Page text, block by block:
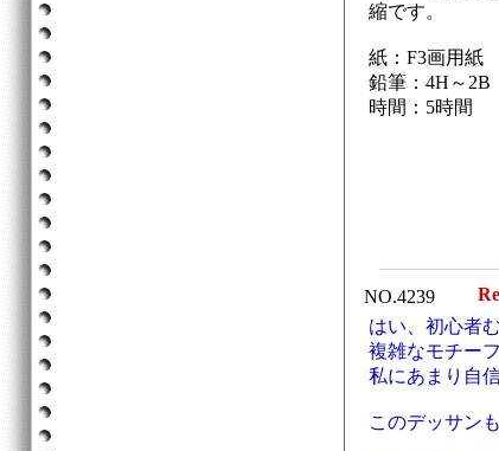
縮です。
紙：F3画用紙
鉛筆：4H～2B
時間：5時間
NO.4239
はい、初心者
複雑なモチー
私にあまり自
このデッサン